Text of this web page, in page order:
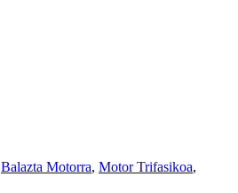
Balazta Motorra, Motor Trifasikoa,